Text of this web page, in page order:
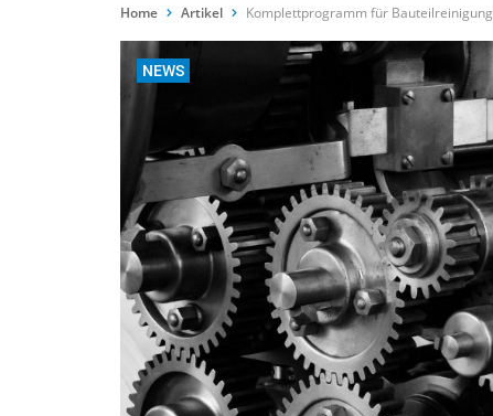
Home Artikel Komplettprogramm für Bauteilreinigung
NEWS